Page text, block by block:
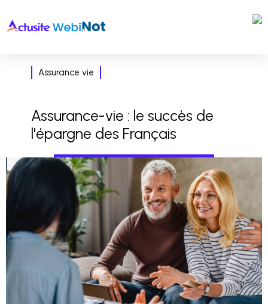
Assurance vie
Assurance-vie : le succès de
l'épargne des Français